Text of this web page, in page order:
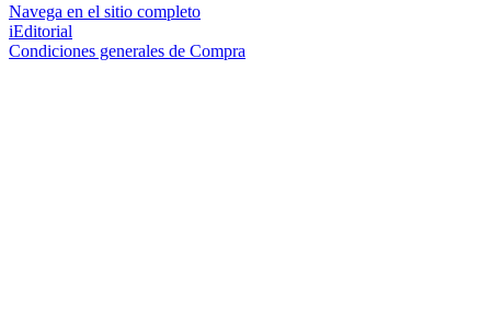
Navega en el sitio completo
iEditorial
Condiciones generales de Compra